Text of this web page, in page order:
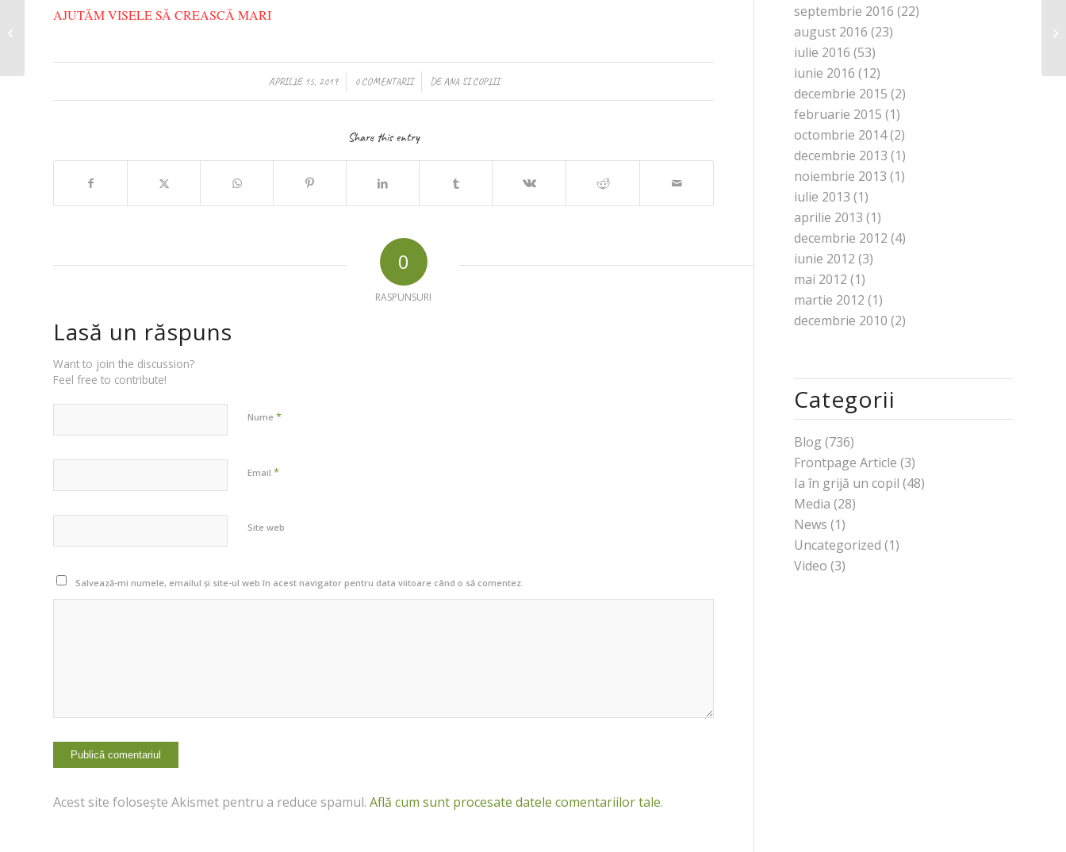
AJUTĂM VISELE SĂ CREASCĂ MARI
APRILIE 15, 2019
/ 0 COMENTARII
/ DEANA SI COPIII
Share this entry
0
RASPUNSURI
Lasă un răspuns
Want to join the discussion?
Feel free to contribute!
Nume *
Email *
Site web
Salvează-mi numele, emailul și site-ul web în acest navigator pentru data viitoare când o să comentez.
Acest site folosește Akismet pentru a reduce spamul. Află cum sunt procesate datele comentariilor tale.
septembrie 2016 (22)
august 2016 (23)
iulie 2016 (53)
iunie 2016 (12)
decembrie 2015 (2)
februarie 2015 (1)
octombrie 2014(2)
decembrie 2013 (1)
noiembrie 2013 (1)
iulie 2013 (1)
aprilie 2013 (1)
decembrie 2012 (4)
iunie 2012 (3)
mai 2012 (1)
martie 2012 (1)
decembrie 2010 (2)
Categorii
Blog (736)
Frontpage Article (3)
Ia în grijă un copil (48)
Media (28)
News (1)
Uncategorized (1)
Video (3)